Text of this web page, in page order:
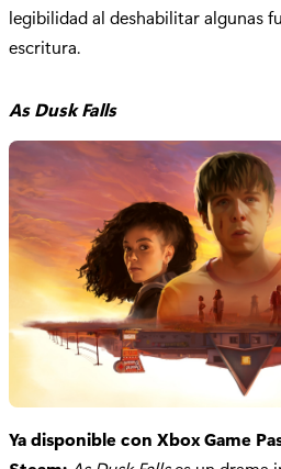
legibilidad al deshabilitar algunas
escritura.
As Dusk Falls
Ya disponible con Xbox Game